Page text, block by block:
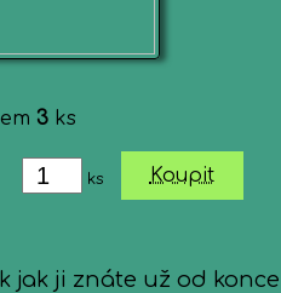
3 ks
ks Koupit
jak ji znáte už od